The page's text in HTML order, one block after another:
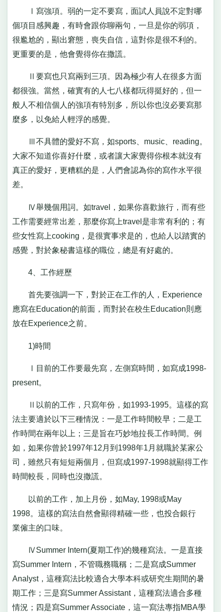
Ⅰ寫強項。弱的一定不要寫，面試人員說不定對哪
個項目感興趣，有時會跟你聊兩句，一旦是你的弱項，
很尷尬的，顯出窘態，喪失自信，這對你是很不利的。
更重要的是，他會覺得你在撒謊。
Ⅱ要寫也只寫兩到三項。因為極少有人在很多方面
都很強。當然，確實有的人七八樣都玩得挺好的，但一
般人不相信個人的強項有特別多，所以你也沒必要寫那
麼多，以免給人輕浮的感覺。
Ⅲ不具體的愛好不寫，如sports、music、reading。
大家不知道你喜好什麼，或者讓大家覺得你根本就沒有
真正的愛好，更糟糕的是，人們會認為你的寫作水平很
差。
Ⅳ舉幾個用詞。如travel，如果你喜歡旅行，而有些
工作需要經常出差，那麼你寫上travel是非常有利的；有
些女性寫上cooking，是很實事求是的，也給人以踏實的
感覺，對於象秘書這樣的職位，總是有好處的。
4、工作經歷
首先要強調一下，對於正在工作的人，Experience
應寫在Education的前面，而對於在校生Education則應
放在Experience之前。
1)時間
Ⅰ目前的工作要最先寫，左側寫時間，如寫成1998-
present。
Ⅱ以前的工作，只寫年份，如1993-1995。這樣的寫
法主要適於以下三種情況：一是工作時間較早；二是工
作時間在兩年以上；三是旨在巧妙地拉長工作時間。例
如，如果你曾於1997年12月到1998年1月就職於某家公
司，雖然只有短短兩個月，但寫成1997-1998就顯得工作
時間較長，同時也沒撒謊。
以前的工作，加上月份，如May, 1998或May
1998。這樣的寫法自然會顯得精確一些，也投合銀行
業僱主的口味。
ⅣSummer Intern(夏期工作)的幾種寫法。一是直接
寫Summer Intern，不管職務職稱；二是寫成Summer
Analyst，這種寫法比較適合大學本科或研究生期間的暑
期工作；三是寫Summer Assistant，這種寫法適合多種
情況；四是寫Summer Associate，這一寫法專指MBA學